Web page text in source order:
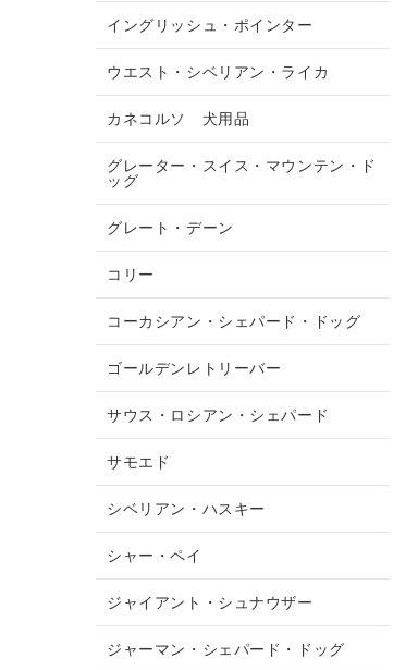
イングリッシュ・ポインター
ウエスト・シベリアン・ライカ
カネコルソ 犬用品
グレーター・スイス・マウンテン・ド
ッグ
グレート・デーン
コリー
コーカシアン・シェパード・ドッグ
ゴールデンレトリーバー
サウス・ロシアン・シェパード
サモエド
シベリアン・ハスキー
シャー・ペイ
ジャイアント・シュナウザー
ジャーマン・シェパード・ドッグ